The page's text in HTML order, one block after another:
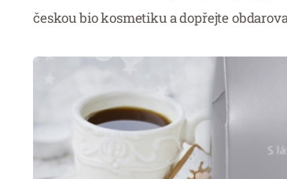
českou bio kosmetiku a dopřejte